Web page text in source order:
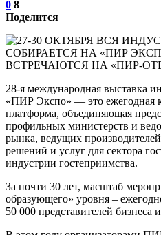
0 8
Поделится
28-я международная выставка
«ПИР Экспо» — это ежегодная
платформа, объединяющая
профильных министерств и
рынка, ведущих
решений и услуг для сектора
индустрии гостеприимства.
За почти 30 лет, масштаб
образующего» уровня –
50 000 представителей бизнеса